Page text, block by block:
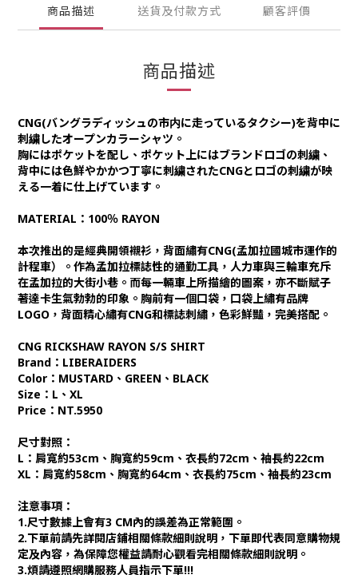
商品描述 送貨及付款方式 顧客評價
商品描述
CNG(バングラディッシュの市内に走っているタクシー)を背中に
刺繍したオープンカラーシャツ。
胸にはポケットを配し、ポケット上にはブランドロゴの刺繍、
背中には色鮮やかかつ丁寧に刺繍されたCNGとロゴの刺繍が映
える一着に仕上げています。
MATERIAL：100％ RAYON
本次推出的是經典開領襯衫，背面繡有CNG(孟加拉國城市運作的
計程車）。作為孟加拉標誌性的通勤工具，人力車與三輪車充斥
在孟加拉的大街小巷。而每一輛車上所描繪的圖案，亦不斷賦子
著達卡生氣勃勃的印象。胸前有一個口袋，口袋上繡有品牌
LOGO，背面精心繡有CNG和標誌刺繡，色彩鮮豔，完美搭配。
CNG RICKSHAW RAYON S/S SHIRT
Brand：LIBERAIDERS
Color：MUSTARD、GREEN、BLACK
Size：L、XL
Price：NT.5950
尺寸對照：
L：肩寬約53cm、胸寬約59cm、衣長約72cm、袖長約22cm
XL：肩寬約58cm、胸寬約64cm、衣長約75cm、袖長約23cm
注意事項：
1.尺寸數據上會有3 CM內的誤差為正常範圍。
2.下單前請先詳閱店鋪相關條款細則說明，下單即代表同意購物規
定及內容，為保障您權益請耐心觀看完相關條款細則說明。
3.煩請遵照網購服務人員指示下單!!!